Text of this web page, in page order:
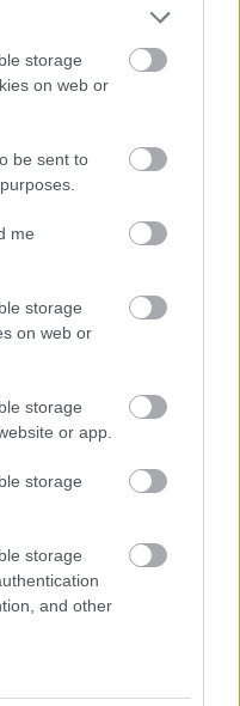
storage
on web or
be sent to
me
storage
on web or
storage
or app.
storage
storage
and other